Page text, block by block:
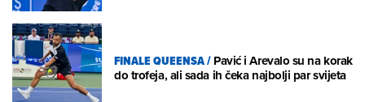
FINALE QUEENSA/Pavić i Arevalo su na korak
do trofeja, ali sada ih čeka najbolji par svijeta